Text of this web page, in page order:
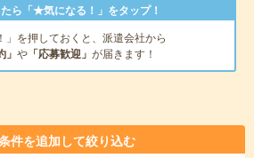
ら「★気になる！」をタップ！
」を押しておくと、派遣会社から
」 や 「応募歓迎」 が届きます！
件を追加して絞り込む